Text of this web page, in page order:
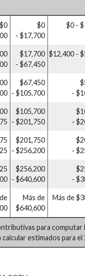
$0
$0
- $17,700
$0 -
$17,700
- $67,450
$12,400 -
$67,450
- $105,700
-
$105,700
- $201,750
-
$201,750
- $256,200
-
$256,200
- $640,600
-
Más de
$640,600
Más de
para computar
estimados para el